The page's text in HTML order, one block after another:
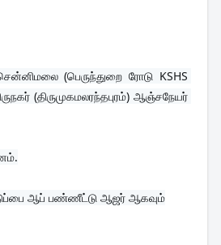
(பெருந்துறை ரோடு KSHS
(திருமுகமலரந்தபுரம்) ஆஞ்சநேயர்
ஆப் பண்ணீட்டு ஆஜர் ஆகவும்